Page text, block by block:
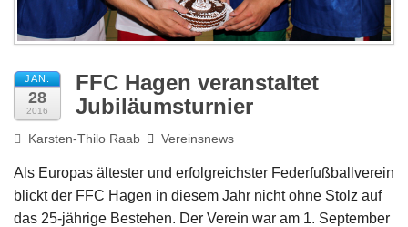
JAN.
28
2016
FFC Hagen veranstaltet
Jubiläumsturnier
Karsten-Thilo Raab Vereinsnews
Als Europas ältester und erfolgreichster Federfußballverein
blickt der FFC Hagen in diesem Jahr nicht ohne Stolz auf
das 25-jährige Bestehen. Der Verein war am 1. September